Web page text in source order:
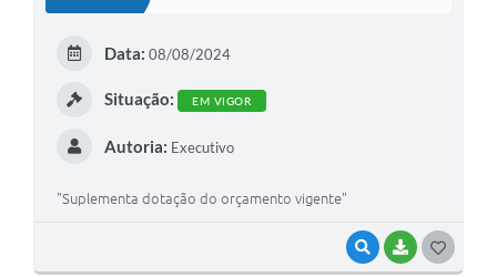
VISUALIZAR
BAIXAR
Data: 08/08/2024
Situação: EM VIGOR
Autoria: Executivo
"Suplementa dotação do orçamento vigente"